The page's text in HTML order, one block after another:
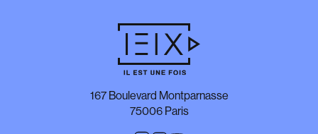
167 Boulevard Montparnasse
75006 Paris